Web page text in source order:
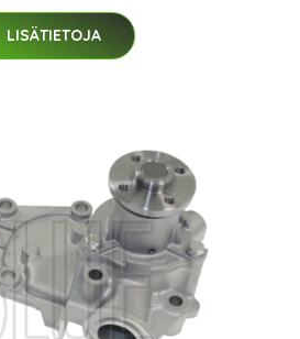
LISÄTIETOJA